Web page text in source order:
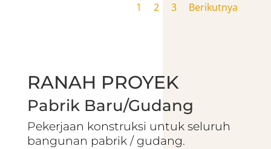
1 2 3 Berikutnya
RANAH PROYEK
Pabrik Baru/Gudang
Pekerjaan konstruksi untuk seluruh
bangunan pabrik / gudang.